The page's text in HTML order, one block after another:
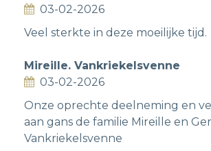
03-02-2026
Veel sterkte in deze moeilijke tijd.
Mireille. Vankriekelsvenne
03-02-2026
Onze oprechte deelneming en
aan gans de familie Mireille en
Vankriekelsvenne